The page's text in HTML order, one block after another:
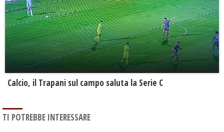
Calcio, il Trapani sul campo saluta la Serie C
TI POTREBBE INTERESSARE